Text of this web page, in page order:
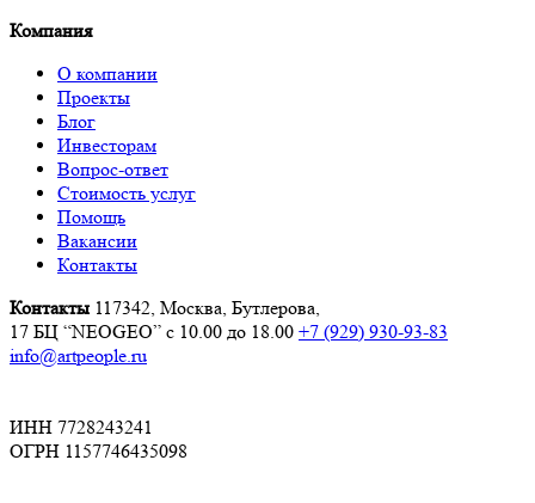
Компания
О компании
Проекты
Блог
Инвесторам
Вопрос-ответ
Стоимость услуг
Помощь
Вакансии
Контакты
Контакты 117342, Москва, Бутлерова,
17 БЦ “NEOGEO” с 10.00 до 18.00 +7 (929) 930-93-83
info@artpeople.ru
ИНН 7728243241
ОГРН 1157746435098